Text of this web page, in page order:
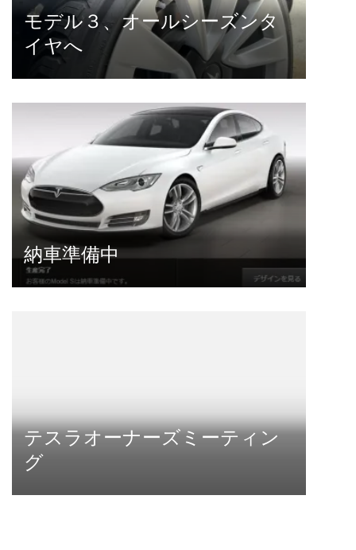
モデル３、オールシーズンタ
イヤへ
納車準備中
テスラオーナーズミーティン
グ